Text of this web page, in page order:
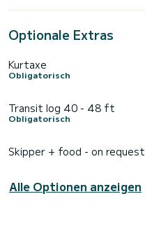
Optionale Extras
Kurtaxe
Obligatorisch
Transit log 40 - 48 ft
Obligatorisch
Skipper + food - on request
Alle Optionen anzeigen